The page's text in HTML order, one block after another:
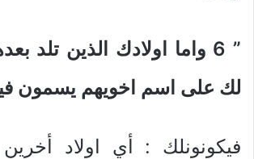
” 6
واما اولادك الذين تلد
لك على اسم اخويهم يسمون
فيكونونلك : أي اولاد